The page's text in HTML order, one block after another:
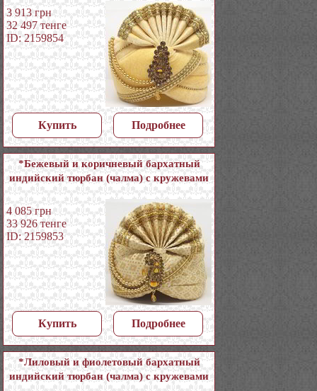
3 913 грн
32 497 тенге
ID: 2159854
Купить Подробнее
*Бежевый и коричневый бархатный
индийский тюрбан (чалма) с кружевами
4 085 грн
33 926 тенге
ID: 2159853
Купить Подробнее
*Лиловый и фиолетовый бархатный
индийский тюрбан (чалма) с кружевами